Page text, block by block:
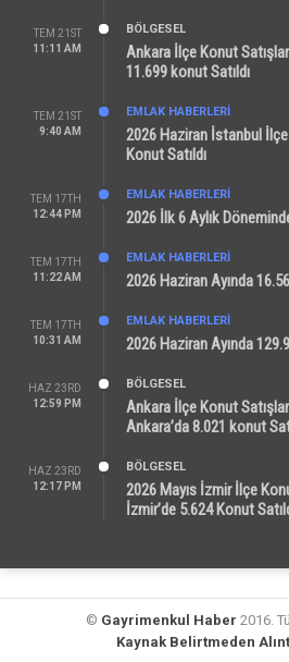
TEM 21ST
11:11 AM
BÖLGESEL
Ankara İlçe Konut
11.699 konut Satıldı
TEM 21ST
9:40 AM
EMLAK HABERLERI
2026 Haziran İstanbul
Konut Satıldı
TEM 17TH
12:44 PM
EMLAK HABERLERI
2026 İlk 6 Aylık
TEM 17TH
11:22 AM
EMLAK HABERLERI
2026 Haziran Ayında
TEM 17TH
10:31 AM
EMLAK HABERLERI
2026 Haziran Ayında
HAZ 23RD
12:59 PM
BÖLGESEL
Ankara İlçe Konut
Ankara’da 8.021 konut
HAZ 23RD
12:17 PM
BÖLGESEL
2026 Mayıs İzmir İlçe
İzmir’de 5.624 Konut
© Gayrimenkul Haber 2016.
Kaynak Belirtmeden